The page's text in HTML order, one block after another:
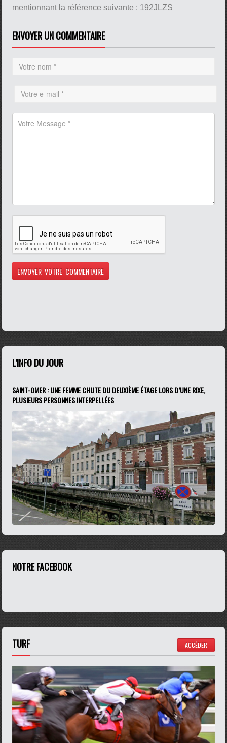
mentionnant la référence suivante : 192JLZS
ENVOYER UN COMMENTAIRE
L'INFO DU JOUR
SAINT-OMER : UNE FEMME CHUTE DU DEUXIÈME ÉTAGE LORS D’UNE RIXE,
PLUSIEURS PERSONNES INTERPELLÉES
NOTRE FACEBOOK
TURF ACCÉDER